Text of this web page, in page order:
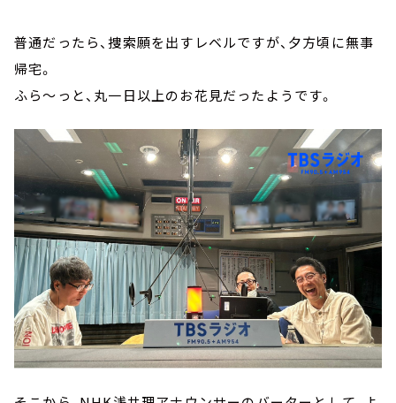
普通だったら、捜索願を出すレベルですが、夕方頃に無事
帰宅。
ふら～っと、丸一日以上のお花見だったようです。